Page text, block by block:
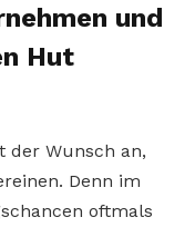
und
Hut
der Wunsch an,
Denn im
oftmals